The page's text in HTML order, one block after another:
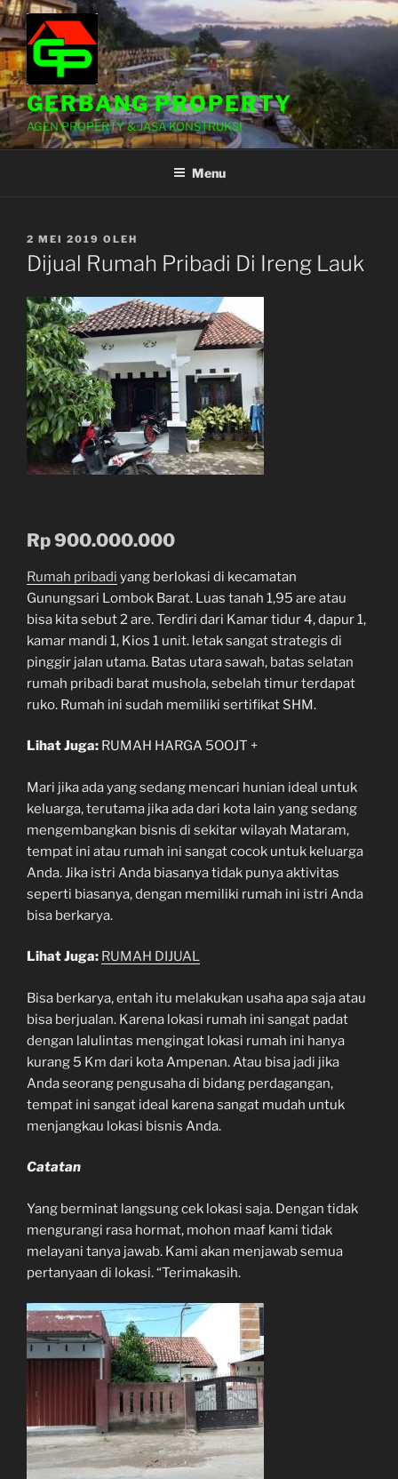
Lompat
ke
konten
GERBANG PROPERTY
AGEN PROPERTY & JASA KONSTRUKSI
Menu
DIPOSKAN
PADA
2 MEI 2019 OLEH
Dijual Rumah Pribadi Di Ireng Lauk
Rp 900.000.000
Rumah pribadi yang berlokasi di kecamatan
Gunungsari Lombok Barat. Luas tanah 1,95 are atau
bisa kita sebut 2 are. Terdiri dari Kamar tidur 4, dapur 1,
kamar mandi 1, Kios 1 unit. letak sangat strategis di
pinggir jalan utama. Batas utara sawah, batas selatan
rumah pribadi barat mushola, sebelah timur terdapat
ruko. Rumah ini sudah memiliki sertifikat SHM.
Lihat Juga: RUMAH HARGA 5OOJT +
Mari jika ada yang sedang mencari hunian ideal untuk
keluarga, terutama jika ada dari kota lain yang sedang
mengembangkan bisnis di sekitar wilayah Mataram,
tempat ini atau rumah ini sangat cocok untuk keluarga
Anda. Jika istri Anda biasanya tidak punya aktivitas
seperti biasanya, dengan memiliki rumah ini istri Anda
bisa berkarya.
Lihat Juga: RUMAH DIJUAL
Bisa berkarya, entah itu melakukan usaha apa saja atau
bisa berjualan. Karena lokasi rumah ini sangat padat
dengan lalulintas mengingat lokasi rumah ini hanya
kurang 5 Km dari kota Ampenan. Atau bisa jadi jika
Anda seorang pengusaha di bidang perdagangan,
tempat ini sangat ideal karena sangat mudah untuk
menjangkau lokasi bisnis Anda.
Catatan
Yang berminat langsung cek lokasi saja. Dengan tidak
mengurangi rasa hormat, mohon maaf kami tidak
melayani tanya jawab. Kami akan menjawab semua
pertanyaan di lokasi. “Terimakasih.